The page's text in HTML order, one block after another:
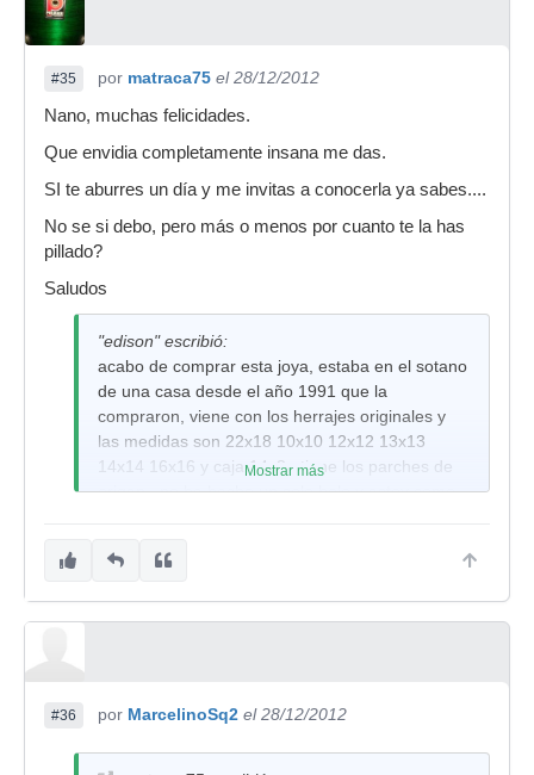
#35 por matraca75 el 28/12/2012
Nano, muchas felicidades.
Que envidia completamente insana me das.
SI te aburres un día y me invitas a conocerla ya sabes....
No se si debo, pero más o menos por cuanto te la has
pillado?
Saludos
"edison" escribió:
acabo de comprar esta joya, estaba en el sotano
de una casa desde el año 1991 que la
compraron, viene con los herrajes originales y
las medidas son 22x18 10x10 12x12 13x13
14x14 16x16 y caja 14x8 , tiene los parches de
origen , no ha hecho un solo bolo y estoy como
impecables , los cromados un poco picados, los
Mostrar más
#36 por MarcelinoSq2 el 28/12/2012